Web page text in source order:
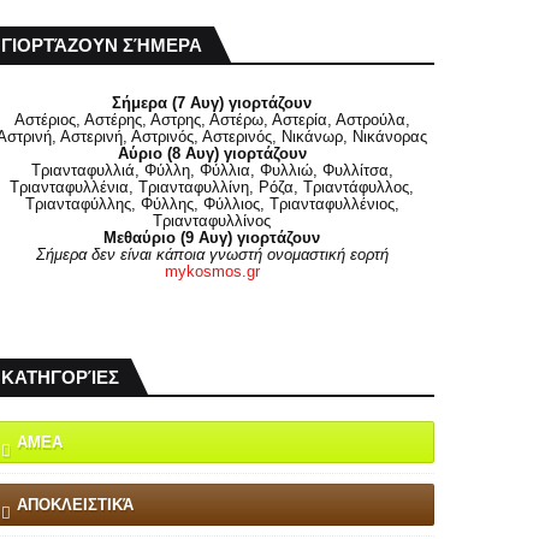
ΓΙΟΡΤΆΖΟΥΝ ΣΉΜΕΡΑ
Σήμερα (7 Αυγ) γιορτάζουν
Αστέριος, Αστέρης, Αστρης, Αστέρω, Αστερία, Αστρούλα,
Αστερινή, Αστρινός, Αστερινός, Νικάνωρ, Νικάνορας
Αύριο (8 Αυγ) γιορτάζουν
Τριανταφυλλιά, Φύλλη, Φύλλια, Φυλλιώ, Φυλλίτσα,
Τριανταφυλλένια, Τριανταφυλλίνη, Ρόζα, Τριαντάφυλλος,
Τριανταφύλλης, Φύλλης, Φύλλιος, Τριανταφυλλένιος,
Τριανταφυλλίνος
Μεθαύριο (9 Αυγ) γιορτάζουν
Σήμερα δεν είναι κάποια γνωστή ονομαστική εορτή
mykosmos.gr
ΚΑΤΗΓΟΡΊΕΣ
ΑΜΕΑ
ΑΠΟΚΛΕΙΣΤΙΚΆ